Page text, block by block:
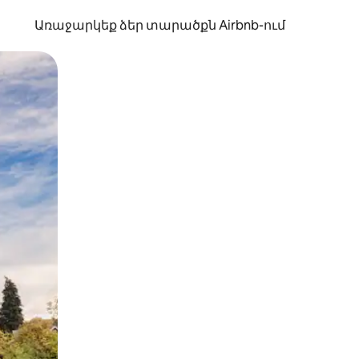
Առաջարկեք ձեր տարածքն Airbnb-ում
կամ մատը սահեցնելով։